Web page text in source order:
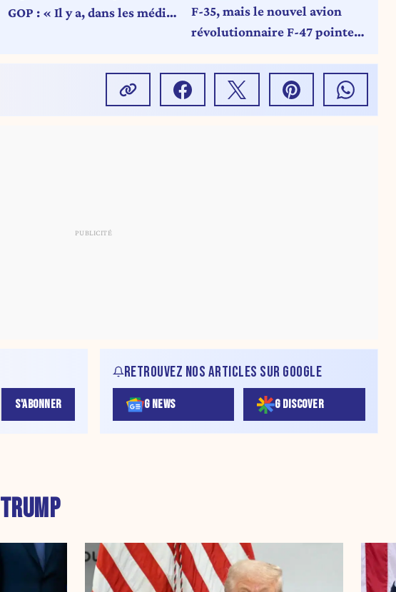
GOP : « Il y a, dans les médias
F-35, mais le nouvel avion
révolutionnaire F-47 pointe
S'ABONNER
RETROUVEZ NOS ARTICLES SUR GOOGLE
G NEWS G DISCOVER
TRUMP